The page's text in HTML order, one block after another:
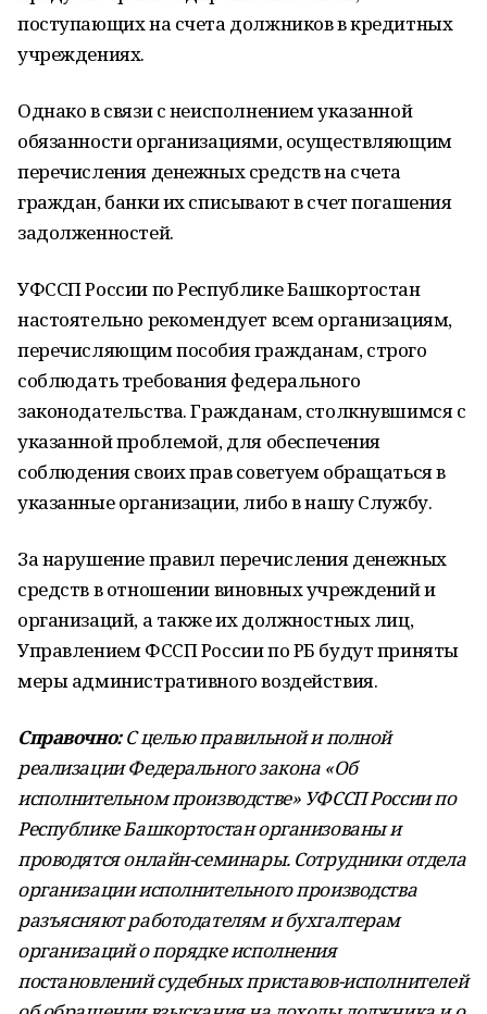
поступающих на счета должников в кредитных
учреждениях.
Однако в связи с неисполнением указанной
обязанности организациями, осуществляющим
перечисления денежных средств на счета
граждан, банки их списывают в счет погашения
задолженностей.
УФССП России по Республике Башкортостан
настоятельно рекомендует всем организациям,
перечисляющим пособия гражданам, строго
соблюдать требования федерального
законодательства. Гражданам, столкнувшимся с
указанной проблемой, для обеспечения
соблюдения своих прав советуем обращаться в
указанные организации, либо в нашу Службу.
За нарушение правил перечисления денежных
средств в отношении виновных учреждений и
организаций, а также их должностных лиц,
Управлением ФССП России по РБ будут приняты
меры административного воздействия.
Справочно:С целью правильной и полной
реализации Федерального закона «Об
исполнительном производстве» УФССП России по
Республике Башкортостан организованы и
проводятся онлайн-семинары. Сотрудники отдела
организации исполнительного производства
разъясняют работодателям и бухгалтерам
организаций о порядке исполнения
постановлений судебных приставов-исполнителей